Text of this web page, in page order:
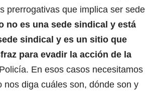
prerrogativas que implica ser sede
no es una sede sindical y está
sindical y es un sitio que
para evadir la acción de la
En esos casos necesitamos
nos diga cuáles son, dónde son y